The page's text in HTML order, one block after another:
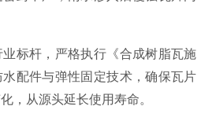
标杆，严格执行《合成树脂瓦施
配件与弹性固定技术，确保瓦片
，从源头延长使用寿命。